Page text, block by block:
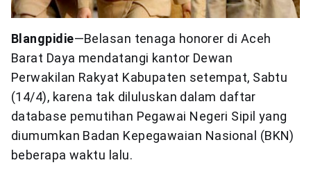
Blangpidie—Belasan tenaga honorer di Aceh
Barat Daya mendatangi kantor Dewan
Perwakilan Rakyat Kabupaten setempat, Sabtu
(14/4), karena tak diluluskan dalam daftar
database pemutihan Pegawai Negeri Sipil yang
diumumkan Badan Kepegawaian Nasional (BKN)
beberapa waktu lalu.